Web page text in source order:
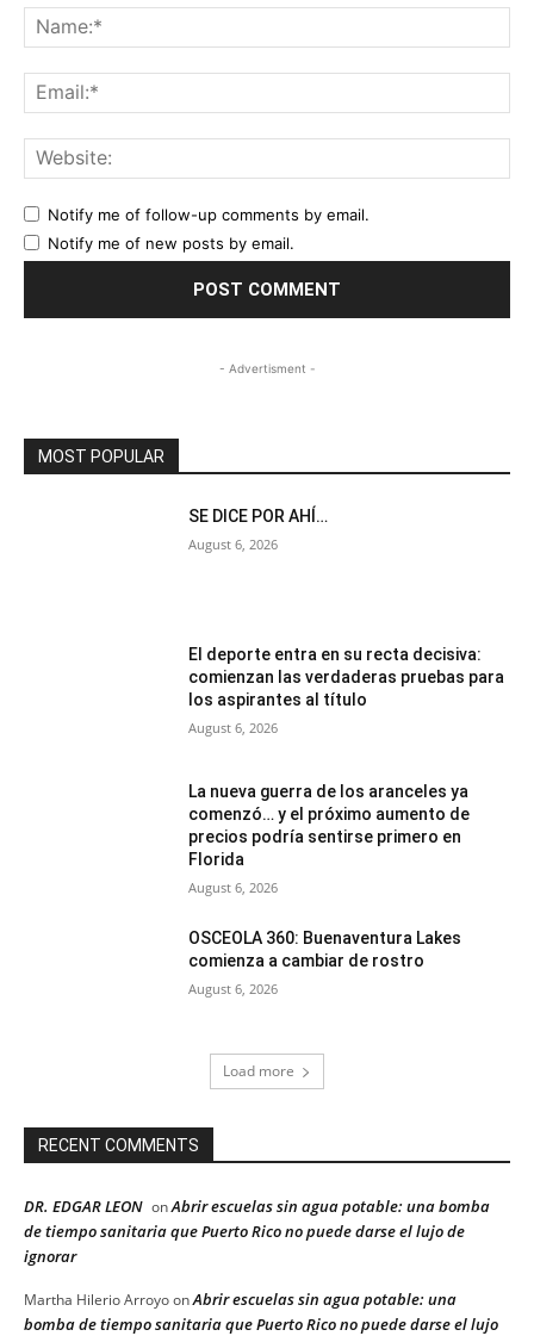
Notify me of follow-up comments by email.
Notify me of new posts by email.
- Advertisment -
MOST POPULAR
SE DICE POR AHÍ…
August 6, 2026
El deporte entra en su recta decisiva:
comienzan las verdaderas pruebas para
los aspirantes al título
August 6, 2026
La nueva guerra de los aranceles ya
comenzó… y el próximo aumento de
precios podría sentirse primero en
Florida
August 6, 2026
OSCEOLA 360: Buenaventura Lakes
comienza a cambiar de rostro
August 6, 2026
Load more
RECENT COMMENTS
DR. EDGAR LEON onAbrir escuelas sin agua potable: una bomba
de tiempo sanitaria que Puerto Rico no puede darse el lujo de
ignorar
Martha Hilerio ArroyoonAbrir escuelas sin agua potable: una
bomba de tiempo sanitaria que Puerto Rico no puede darse el lujo